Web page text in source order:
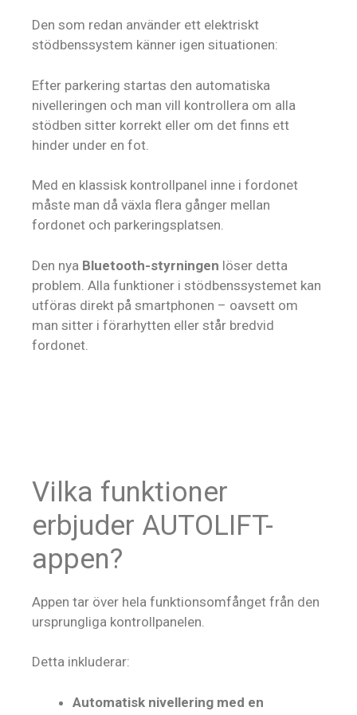
Den som redan använder ett elektriskt
stödbenssystem känner igen situationen:
Efter parkering startas den automatiska
nivelleringen och man vill kontrollera om alla
stödben sitter korrekt eller om det finns ett
hinder under en fot.
Med en klassisk kontrollpanel inne i fordonet
måste man då växla flera gånger mellan
fordonet och parkeringsplatsen.
Den nya Bluetooth-styrningen löser detta
problem. Alla funktioner i stödbenssystemet kan
utföras direkt på smartphonen – oavsett om
man sitter i förarhytten eller står bredvid
fordonet.
Vilka funktioner
erbjuder AUTOLIFT-
appen?
Appen tar över hela funktionsomfånget från den
ursprungliga kontrollpanelen.
Detta inkluderar:
Automatisk nivellering med en